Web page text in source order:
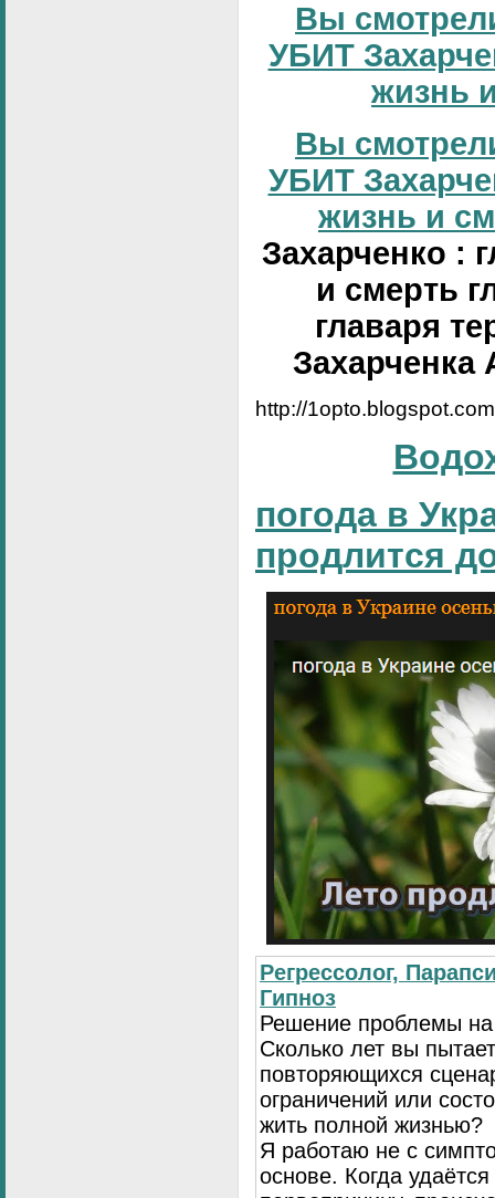
Вы
УБИТ
жизнь
Вы
УБИТ
жизнь и
Захарченко :
и смерть
главаря
Захарченка
http://
погода в
продлится
Регрессолог,
Гипноз
Решение проблемы на
Сколько лет вы
повторяющихся
ограничений или
жить полной жизнью?
Я работаю не с
основе. Когда